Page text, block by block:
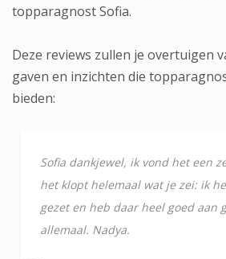
topparagnost Sofia.
Deze reviews zullen je overtuigen
gaven en inzichten die
bieden:
Sofia dankjewel, ik vond het een
het klopt helemaal wat je zei: ik
gezet en heb daar heel goed aan
allemaal. Nadya.